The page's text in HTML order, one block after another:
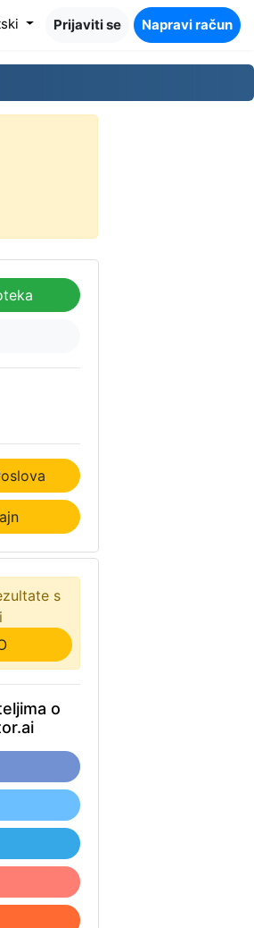
Prijaviti se Napravi račun
s
o